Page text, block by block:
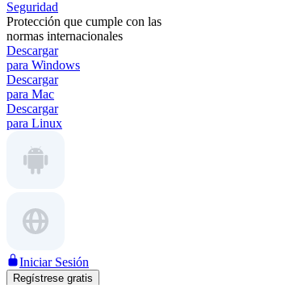
Seguridad
Protección que cumple con las
normas internacionales
Descargar
para Windows
Descargar
para Mac
Descargar
para Linux
Iniciar Sesión
Regístrese gratis